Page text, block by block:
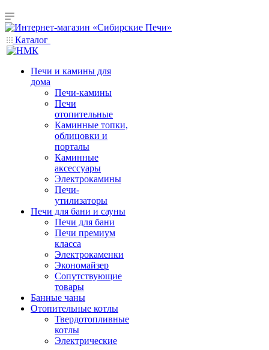
Каталог
Печи и камины для
дома
Печи-камины
Печи
отопительные
Каминные топки,
облицовки и
порталы
Каминные
аксессуары
Электрокамины
Печи-
утилизаторы
Печи для бани и сауны
Печи для бани
Печи премиум
класса
Электрокаменки
Экономайзер
Сопутствующие
товары
Банные чаны
Отопительные котлы
Твердотопливные
котлы
Электрические